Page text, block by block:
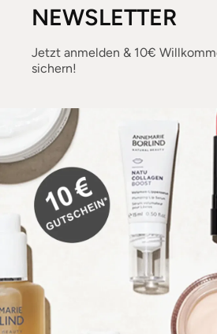
NEWSLETTER
Jetzt anmelden & 10€
sichern!